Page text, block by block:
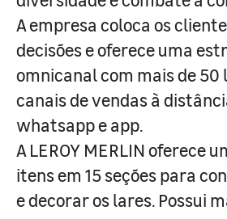
A empresa coloca os
decisões e oferece uma
omnicanal com mais de 50
canais de vendas à
whatsapp e app.
A LEROY MERLIN oferece
itens em 15 seções para
e decorar os lares. Possui